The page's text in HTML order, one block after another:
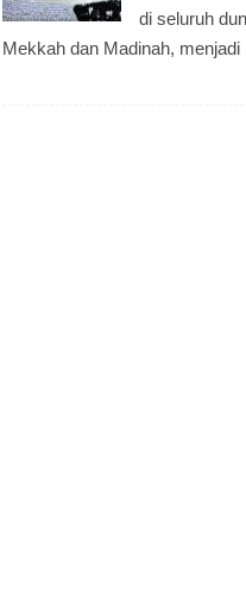
di seluruh
Mekkah dan Madinah,